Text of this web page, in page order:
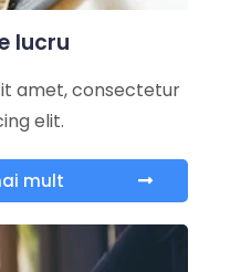
lucru
amet, consectetur
elit.
mult